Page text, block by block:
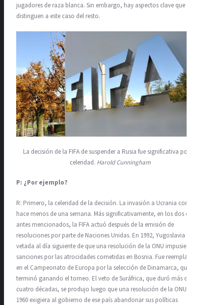
jugadores de raza blanca. Sin embargo, hay aspectos clave que
distinguen a este caso del resto.
La decisión de la FIFA de suspender a Rusia fue significativa por su
celeridad. Harold Cunningham
P: ¿Por ejemplo?
R: Primero, la celeridad de la decisión. La invasión a Ucrania comenzó
hace menos de una semana. Más significativamente, en los dos casos
antes mencionados, la FIFA actuó después de la emisión de
resoluciones por parte de Naciones Unidas. En 1992, Yugoslavia fue
vetada al día siguiente de que una resolución de la ONU impusiera
sanciones por las atrocidades cometidas en Bosnia. Fue reemplazada
en el Campeonato de Europa por la selección de Dinamarca, que
terminó ganando el torneo. El veto de Suráfrica, que duró más de
cuatro décadas, se produjo luego que una resolución de la ONU de
1960 exigiera al gobierno de ese país abandonar sus políticas